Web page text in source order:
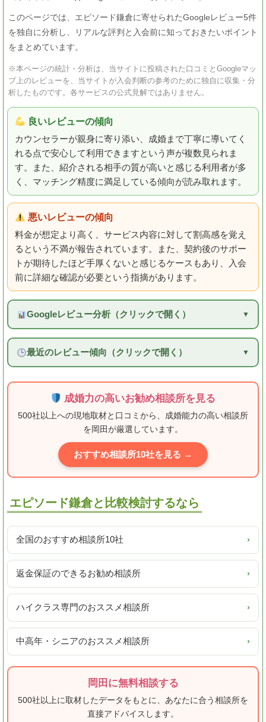
このページでは、エピソード鎌倉に寄せられたGoogleレビュー5件
を独自に分析し、リアルな評判と入会前に知っておきたいポイント
をまとめています。
※本ページの統計・分析は、当サイトに投稿された口コミとGoogleマッ
プ上のレビューを、当サイトが入会判断の参考のために独自に収集・分
析したものです。各サービスの公式見解ではありません。
良いレビューの傾向
カウンセラーが親身に寄り添い、成婚まで丁寧に導いてく
れる点で安心して利用できますという声が複数見られま
す。また、紹介される相手の質が高いと感じる利用者が多
く、マッチング精度に満足している傾向が読み取れます。
悪いレビューの傾向
料金が想定より高く、サービス内容に対して割高感を覚え
るという不満が報告されています。また、契約後のサポー
トが期待したほど手厚くないと感じるケースもあり、入会
前に詳細な確認が必要という指摘があります。
Googleレビュー分析（クリックで開く）
最近のレビュー傾向（クリックで開く）
成婚力の高いお勧め相談所を見る
500社以上への現地取材と口コミから、成婚能力の高い相談所
を岡田が厳選しています。
おすすめ相談所10社を見る →
エピソード鎌倉と比較検討するなら
全国のおすすめ相談所10社 ›
返金保証のできるお勧め相談所 ›
ハイクラス専門のおススメ相談所 ›
中高年・シニアのおススメ相談所 ›
岡田に無料相談する
500社以上に取材したデータをもとに、あなたに合う相談所を
直接アドバイスします。